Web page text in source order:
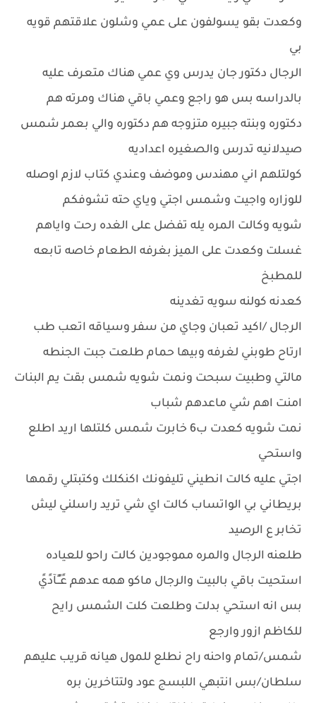
وكعدت بقو يسولفون على عمي وشلون علاقتهم قويه
بي
الرجال دكتور جان يدرس وي عمي هناك متعرف عليه
بالدراسه بس هو راجع وعمي باقي هناك ومرته هم
دكتوره وبنته جبيره متزوجه هم دكتوره والي بعمر شمس
صيدلانيه تدرس والصغيره اعداديه
كولتلهم اني مهندس وموضف وعندي كتاب لازم اوصله
للوزاره واجيت وشمس اجتي وياي حته تشوفكم
شويه وكالت المره يله تفضل على الغده رحت واياهم
غسلت وكعدت على الميز بغرفه الطعام خاصه تابعه
للمطبخ
كعدنه كولنه سويه تغدينه
الرجال /اكيد تعبان وجاي من سفر وسياقه اتعب طب
ارتاح طوبني لغرفه وبيها حمام طلعت جبت الجنطه
مالتي وطبيت سبحت ونمت شويه شمس بقت يم البنات
امنت اهم شي ماعدهم شباب
نمت شويه كعدت ب6 خابرت شمس كلتلها اريد اطلع
واستحي
اجتي عليه كالت انطيني تليفونك اكنكلك وكتبتلي رقمها
بريطاني بي الواتساب كالت اي شي تريد راسلني ليش
تخابر ع الرصيد
طلعنه الرجال والمره مموجودين كالت راحو للعياده
استحيت باقي بالبيت والرجال ماكو همه عدهم عًـًـًآدًيً
بس انه استحي بدلت وطلعت كلت الشمس رايح
للكاظم ازور وارجع
شمس/تمام واحنه راح نطلع للمول هيانه قريب عليهم
سلطان/بس انتبهي اللبسج عود ولتتاخرين بره